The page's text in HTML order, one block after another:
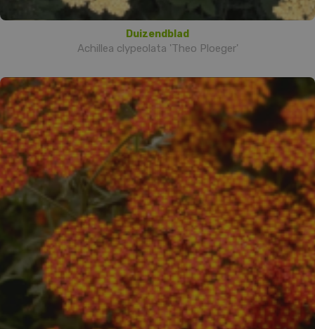
Duizendblad
Achillea clypeolata 'Theo Ploeger'